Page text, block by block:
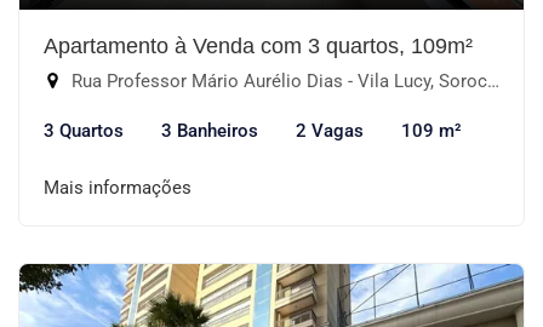
Apartamento à Venda com 3 quartos, 109m²
Rua Professor Mário Aurélio Dias - Vila Lucy, Sorocaba-SP
3 Quartos 3 Banheiros 2 Vagas 109 m²
Mais informações